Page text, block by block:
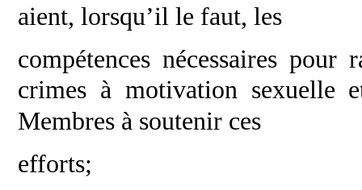
aient, lorsqu’il le faut, les
compétences nécessaires pour
crimes à motivation sexuelle
Membres à soutenir ces
efforts;